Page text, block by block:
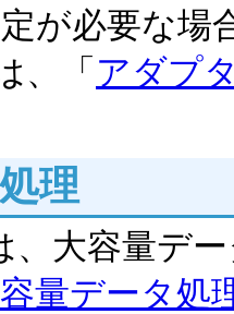
が必要な場
、「 アダプ
理
、大容量デ
量データ処